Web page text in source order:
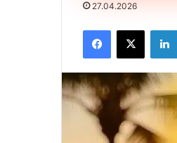
27.04.2026
Facebook
X